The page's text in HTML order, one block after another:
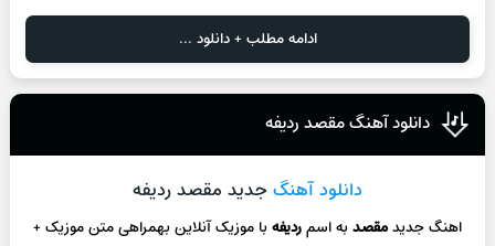
ادامه مطلب + دانلود ...
دانلود آهنگ مقصد ردیفه
دانلود آهنگ جدید مقصد ردیفه
اهنگ جدیدمقصدبه اسمردیفهبا موزیک آنلاینبهمراهی متن موزیک +